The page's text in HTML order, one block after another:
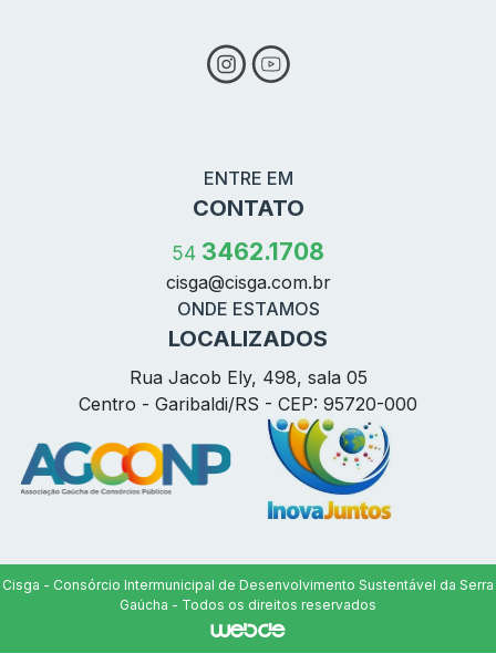
ENTRE EM
CONTATO
54 3462.1708
cisga@cisga.com.br
ONDE ESTAMOS
LOCALIZADOS
Rua Jacob Ely, 498, sala 05
Centro - Garibaldi/RS - CEP: 95720-000
Cisga - Consórcio Intermunicipal de Desenvolvimento Sustentável da Serra
Gaúcha - Todos os direitos reservados